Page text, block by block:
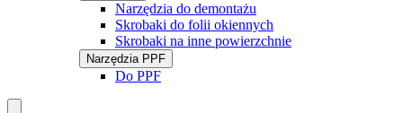
Narzędzia do demontażu
Skrobaki do folii okiennych
Skrobaki na inne powierzchnie
Narzędzia PPF
Do PPF